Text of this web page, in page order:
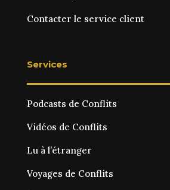
Contacter le service client
Services
Podcasts de Conflits
Vidéos de Conflits
Lu à l’étranger
Voyages de Conflits